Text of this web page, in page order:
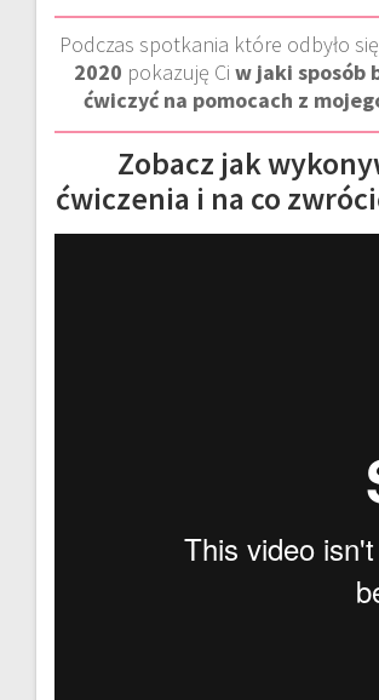
Podczas spotkania które odbyło się
2020 pokazuję Ci w jaki sposób
ćwiczyć na pomocach z
Zobacz jak
ćwiczenia i na co